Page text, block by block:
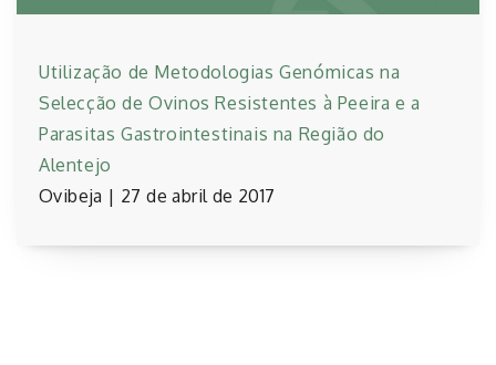
Utilização de Metodologias Genómicas na
Selecção de Ovinos Resistentes à Peeira e a
Parasitas Gastrointestinais na Região do
Alentejo
Ovibeja | 27 de abril de 2017